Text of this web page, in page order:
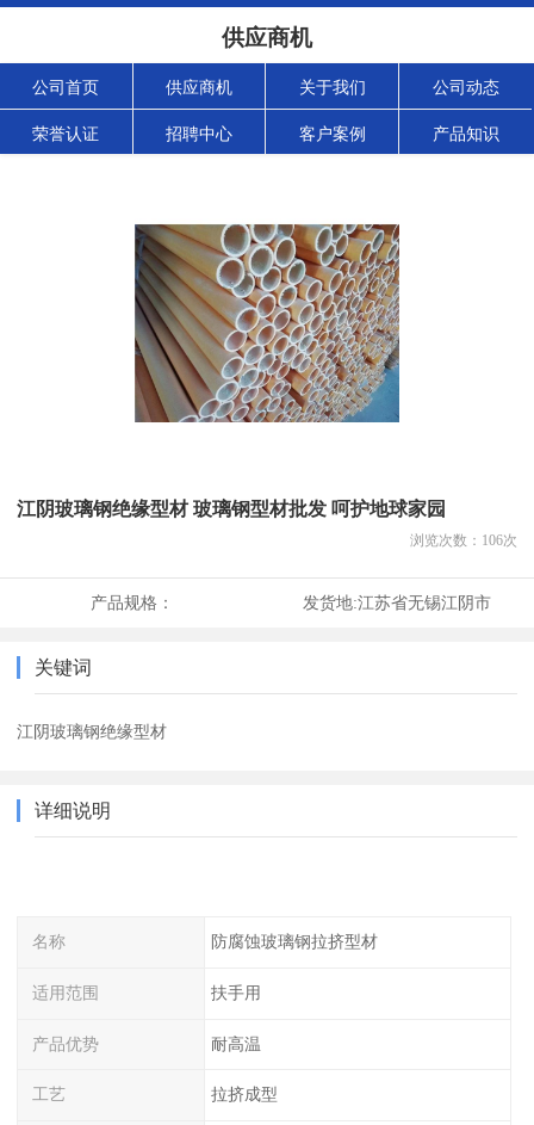
供应商机
公司首页 供应商机 关于我们 公司动态
荣誉认证 招聘中心 客户案例 产品知识
江阴玻璃钢绝缘型材 玻璃钢型材批发 呵护地球家园
浏览次数： 106次
产品规格： 发货地:江苏省无锡江阴市
关键词
江阴玻璃钢绝缘型材
详细说明
名称 防腐蚀玻璃钢拉挤型材
适用范围 扶手用
产品优势 耐高温
工艺 拉挤成型